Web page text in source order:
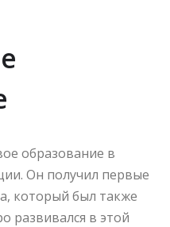
образование в
Он получил первые
который был также
развивался в этой